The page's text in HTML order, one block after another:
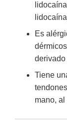
Es
derivado
Tiene
mano,